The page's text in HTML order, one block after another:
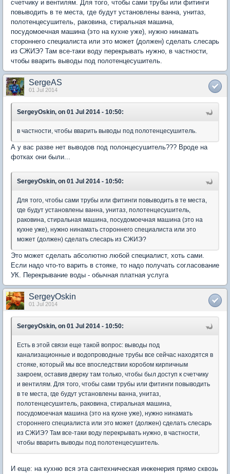
счетчику и вентилям. Для того, чтобы сами трубы или фитинги
повыводить в те места, где будут установлены ванна, унитаз,
полотенцесушитель, раковина, стиральная машина,
посудомоечная машина (это на кухне уже), нужно нинамать
стороннего специалиста или это может (должен) сделать слесарь
из СЖИЭ? Там все-таки воду перекрывать нужно, в частности,
чтобы вварить выводы под полотенцесушитель.
SergeAS
01 Jul 2014
SergeyOskin, on 01 Jul 2014 - 10:50:
в частности, чтобы вварить выводы под полотенцесушитель.
А у вас разве нет выводов под полонцесушитель??? Вроде на
фотках они были...
SergeyOskin, on 01 Jul 2014 - 10:50:
Для того, чтобы сами трубы или фитинги повыводить в те места,
где будут установлены ванна, унитаз, полотенцесушитель,
раковина, стиральная машина, посудомоечная машина (это на
кухне уже), нужно нинамать стороннего специалиста или это
может (должен) сделать слесарь из СЖИЭ?
Это может сделать абсолютно любой специалист, хоть сами.
Если надо что-то варить в стояке, то надо получать согласование
УК. Перекрывание воды - обычная платная услуга
SergeyOskin
01 Jul 2014
SergeyOskin, on 01 Jul 2014 - 10:50:
Есть в этой связи еще такой вопрос: выводы под
канализационные и водопроводные трубы все сейчас находятся в
стояке, который мы все впоследствии коробом кирпичным
закроем, оставив дверку там только, чтобы был доступ к счетчику
и вентилям. Для того, чтобы сами трубы или фитинги повыводить
в те места, где будут установлены ванна, унитаз,
полотенцесушитель, раковина, стиральная машина,
посудомоечная машина (это на кухне уже), нужно нинамать
стороннего специалиста или это может (должен) сделать слесарь
из СЖИЭ? Там все-таки воду перекрывать нужно, в частности,
чтобы вварить выводы под полотенцесушитель.
И еще: на кухню вся эта сантехническая инженерия прямо сквозь